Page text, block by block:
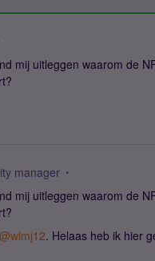
mij uitleggen waarom de
manager
mij uitleggen waarom de
@wimj12. Helaas heb ik hier